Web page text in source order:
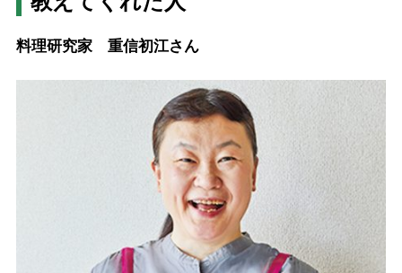
料理研究家 重信初江さん